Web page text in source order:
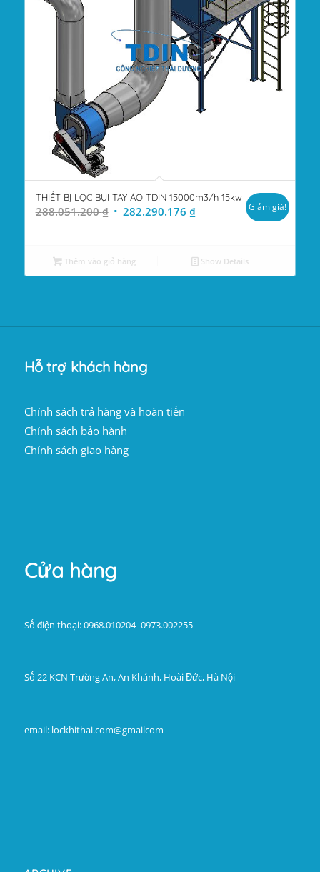
THIẾT BỊ LỌC BỤI TAY ÁO TDIN 15000m3/h 15kw
288.051.200₫ Giá
288.051.200 ₫.
282.290.176 ₫Giá
là:
282.290.176 ₫.
Giảm giá!
Thêm vào giỏ hàng Show Details
Hỗ trợ khách hàng
Chính sách trả hàng và hoàn tiền
Chính sách bảo hành
Chính sách giao hàng
Cửa hàng
Số điện thoại: 0968.010204 -0973.002255
Số 22 KCN Trường An, An Khánh, Hoài Đức, Hà Nội
email: lockhithai.com@gmailcom